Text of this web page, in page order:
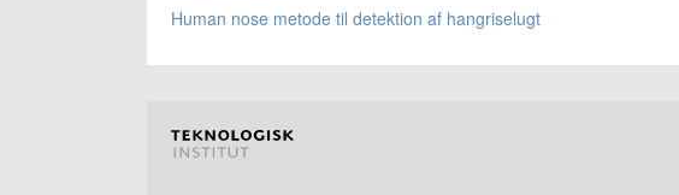
Human nose metode til detektion af hangriselugt